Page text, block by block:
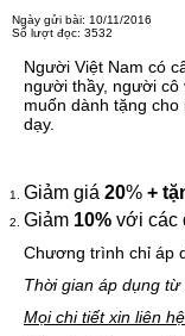
Ngày gửi bài: 10/11/2016
Số lượt đọc: 3532
Người Việt Nam có
người thầy, người cô
muốn dành tặng
dạy.
Giảm giá 20% +
Giảm 10% với các
Chương trình chỉ áp
Thời gian áp dụng từ
Mọi chi tiết xin liên